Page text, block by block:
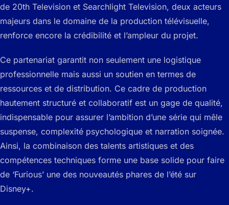
de 20th Television et Searchlight Television, deux acteurs
majeurs dans le domaine de la production télévisuelle,
renforce encore la crédibilité et l’ampleur du projet.
Ce partenariat garantit non seulement une logistique
professionnelle mais aussi un soutien en termes de
ressources et de distribution. Ce cadre de production
hautement structuré et collaboratif est un gage de qualité,
indispensable pour assurer l’ambition d’une série qui mêle
suspense, complexité psychologique et narration soignée.
Ainsi, la combinaison des talents artistiques et des
compétences techniques forme une base solide pour faire
de ‘Furious’ une des nouveautés phares de l’été sur
Disney+.